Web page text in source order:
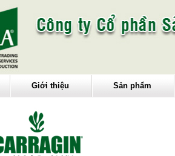
Giới thiệu Sản phẩm